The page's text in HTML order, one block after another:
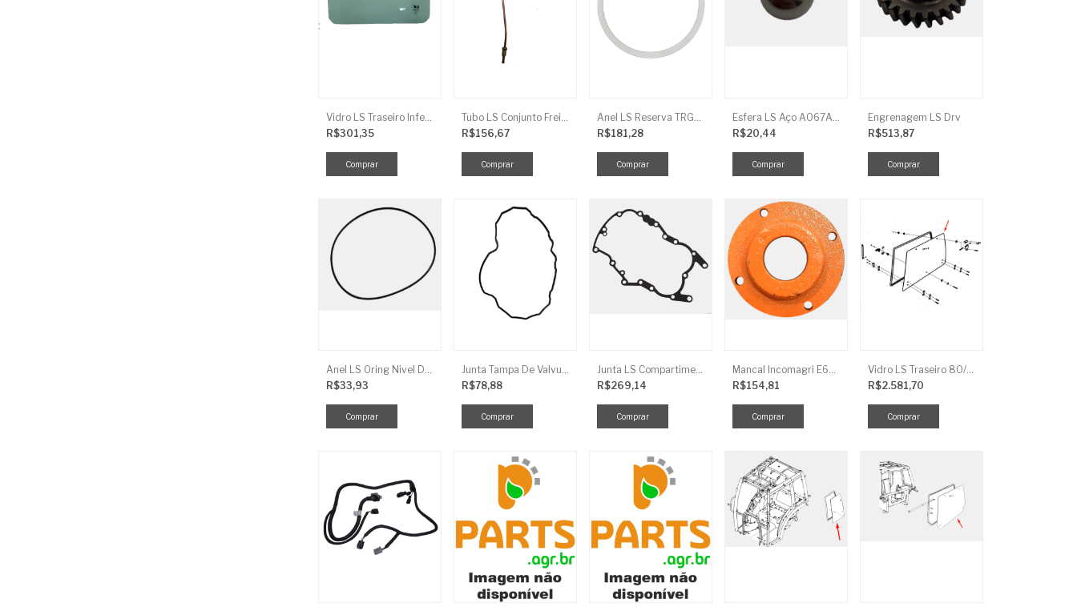
Vidro LS Traseiro Inferior
R$301,35
Tubo LS Conjunto Freio LD F G670
R$156,67
Anel LS Reserva TRG826
R$181,28
Esfera LS Aço A067A006
R$20,44
Engrenagem LS Drv
R$513,87
Anel LS Oring Nivel De Oleo EGQ125
R$33,93
Junta Tampa De Valvula LS
R$78,88
Junta LS Compartimento Traseiro EGQ155
R$269,14
Mancal Incomagri E600
R$154,81
Vidro LS Traseiro 80/90/100
R$2.581,70